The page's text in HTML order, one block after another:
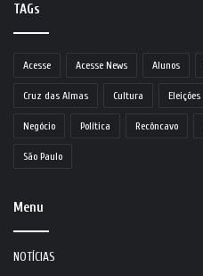
TAGs
Acesse Acesse News Alunos
Cruz das Almas Cultura Eleições
Negócio Política Recôncavo
São Paulo
Menu
NOTÍCIAS